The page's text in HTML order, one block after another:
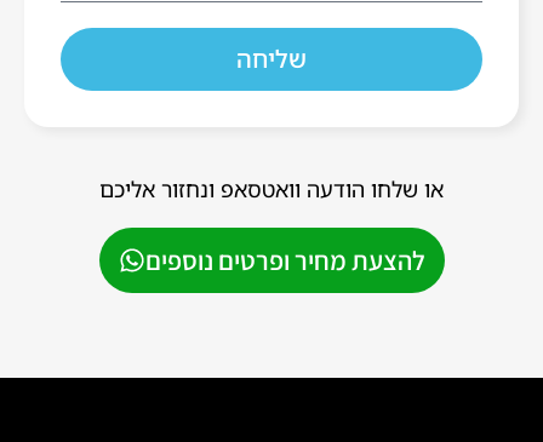
שליחה
או שלחו הודעה וואטסאפ ונחזור אליכם
להצעת מחיר ופרטים נוספים